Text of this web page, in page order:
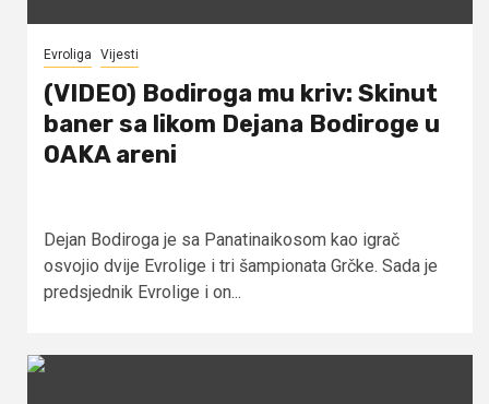
Evroliga Vijesti
(VIDEO) Bodiroga mu kriv: Skinut
baner sa likom Dejana Bodiroge u
OAKA areni
Dejan Bodiroga je sa Panatinaikosom kao igrač
osvojio dvije Evrolige i tri šampionata Grčke. Sada je
predsjednik Evrolige i on...